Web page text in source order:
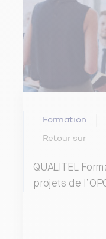
Formation
Retour sur
QUALITEL
projets de